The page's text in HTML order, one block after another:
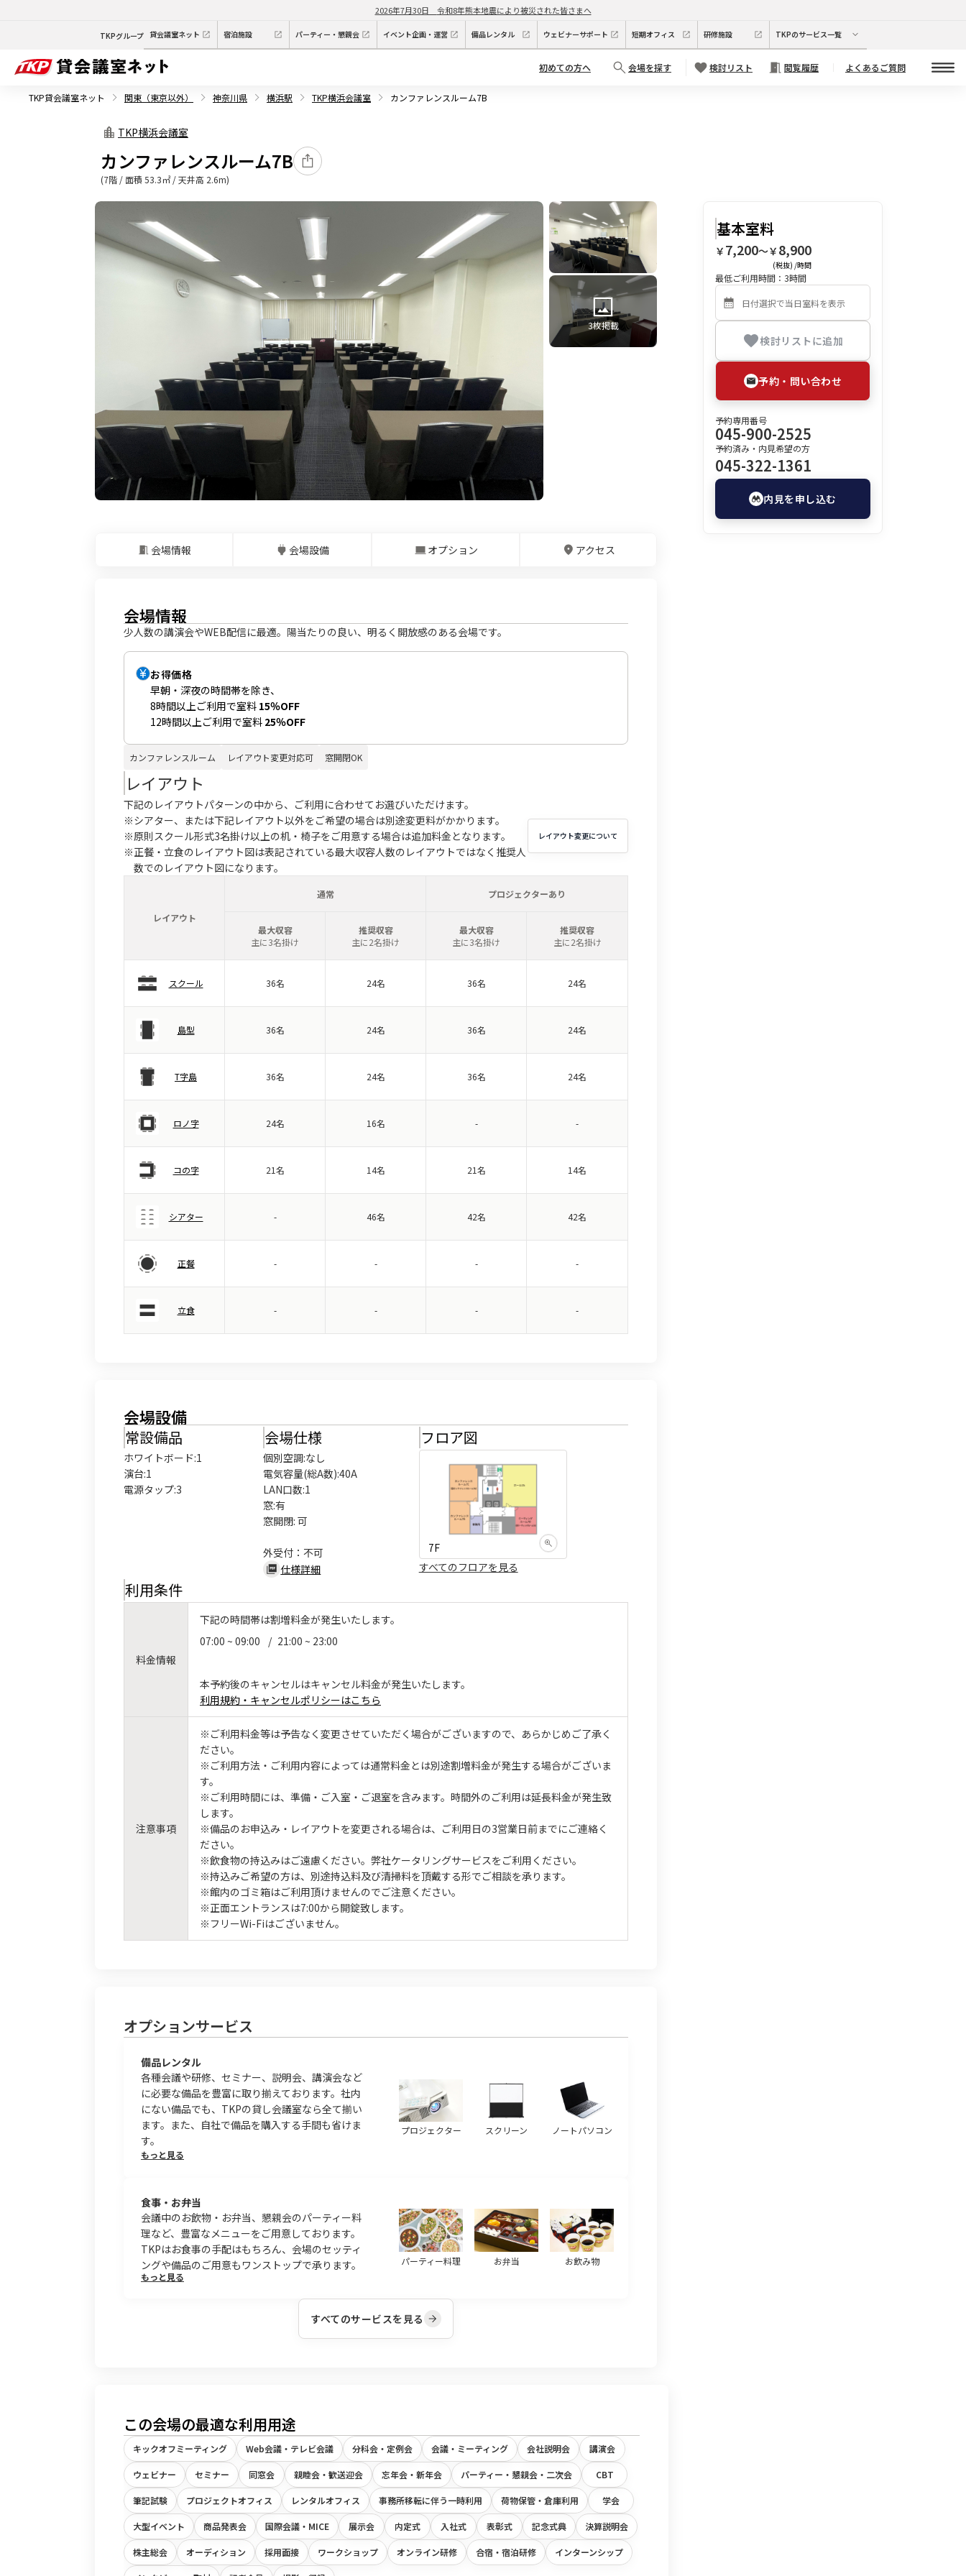
2026年7月30日 令和8年熊本地震により被災された皆さまへ
TKPグループ 貸会議室ネット 宿泊施設 パーティー・懇親会 イベント企画・運営 備品レンタル ウェビナーサポート 短期オフィス 研修施設 TKPのサービス一覧
初めての方へ 会場を探す 検討リスト 閲覧履歴 よくあるご質問
TKP貸会議室ネット 関東（東京以外） 神奈川県 横浜駅 TKP横浜会議室 カンファレンスルーム7B
TKP横浜会議室
カンファレンスルーム7B
(7階 / 面積 53.3㎡ / 天井高 2.6m)
3枚掲載
会場情報 会場設備 オプション アクセス
会場情報
少人数の講演会やWEB配信に最適。陽当たりの良い、明るく開放感のある会場です。
お得価格
早朝・深夜の時間帯を除き、
8時間以上ご利用で室料 15％OFF
12時間以上ご利用で室料 25％OFF
カンファレンスルーム レイアウト変更対応可 窓開閉OK
レイアウト
下記のレイアウトパターンの中から、ご利用に合わせてお選びいただけます。
※シアター、または下記レイアウト以外をご希望の場合は別途変更料がかかります。
※原則スクール形式3名掛け以上の机・椅子をご用意する場合は追加料金となります。
※正餐・立食のレイアウト図は表記されている最大収容人数のレイアウトではなく推奨人
数でのレイアウト図になります。
レイアウト変更について
レイアウト
通常 プロジェクターあり
最大収容
主に3名掛け
推奨収容
主に2名掛け
最大収容
主に3名掛け
推奨収容
主に2名掛け
スクール 36名 24名 36名 24名
島型 36名 24名 36名 24名
T字島 36名 24名 36名 24名
ロノ字 24名 16名 - -
コの字 21名 14名 21名 14名
シアター - 46名 42名 42名
正餐 - - - -
立食 - - - -
会場設備
常設備品
ホワイトボード:1
演台:1
電源タップ:3
会場仕様
個別空調:なし
電気容量(総A数):40A
LAN口数:1
窓:有
窓開閉: 可
外受付：不可
仕様詳細
フロア図
7F
すべてのフロアを見る
利用条件
料金情報
下記の時間帯は割増料金が発生いたします。
07:00 ~ 09:00
/ 21:00 ~ 23:00
本予約後のキャンセルはキャンセル料金が発生いたします。
利用規約・キャンセルポリシーはこちら
注意事項
※ご利用料金等は予告なく変更させていただく場合がございますので、あらかじめご了承く
ださい。
※ご利用方法・ご利用内容によっては通常料金とは別途割増料金が発生する場合がございま
す。
※ご利用時間には、準備・ご入室・ご退室を含みます。時間外のご利用は延長料金が発生致
します。
※備品のお申込み・レイアウトを変更される場合は、ご利用日の3営業日前までにご連絡く
ださい。
※飲食物の持込みはご遠慮ください。弊社ケータリングサービスをご利用ください。
※持込みご希望の方は、別途持込料及び清掃料を頂戴する形でご相談を承ります。
※館内のゴミ箱はご利用頂けませんのでご注意ください。
※正面エントランスは7:00から開錠致します。
※フリーWi-Fiはございません。
オプションサービス
備品レンタル
各種会議や研修、セミナー、説明会、講演会など
に必要な備品を豊富に取り揃えております。社内
にない備品でも、TKPの貸し会議室なら全て揃い
ます。また、自社で備品を購入する手間も省けま
す。
もっと見る
プロジェクター スクリーン ノートパソコン
食事・お弁当
会議中のお飲物・お弁当、懇親会のパーティー料
理など、豊富なメニューをご用意しております。
TKPはお食事の手配はもちろん、会場のセッティ
ングや備品のご用意もワンストップで承ります。
もっと見る
パーティー料理 お弁当 お飲み物
すべてのサービスを見る
この会場の最適な利用用途
キックオフミーティング Web会議・テレビ会議 分科会・定例会 会議・ミーティング 会社説明会 講演会
ウェビナー セミナー 同窓会 親睦会・歓送迎会 忘年会・新年会 パーティー・懇親会・二次会 CBT
筆記試験 プロジェクトオフィス レンタルオフィス 事務所移転に伴う一時利用 荷物保管・倉庫利用 学会
大型イベント 商品発表会 国際会議・MICE 展示会 内定式 入社式 表彰式 記念式典 決算説明会
株主総会 オーディション 採用面接 ワークショップ オンライン研修 合宿・宿泊研修 インターンシップ
基本室料
￥ 7,200〜￥ 8,900
(税抜) /時間
最低ご利用時間： 3時間
検討リストに追加
予約・問い合わせ
予約専用番号
045-900-2525
予約済み・内見希望の方
045-322-1361
内見を申し込む